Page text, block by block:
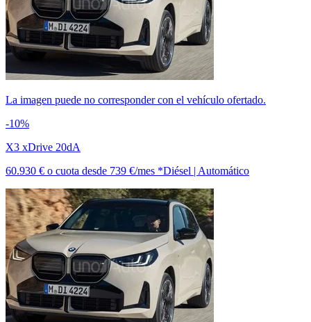
La imagen puede no corresponder con el vehículo ofertado.
-10%
X3 xDrive 20dA
60.930 € o cuota desde 739 €/mes *Diésel | Automático